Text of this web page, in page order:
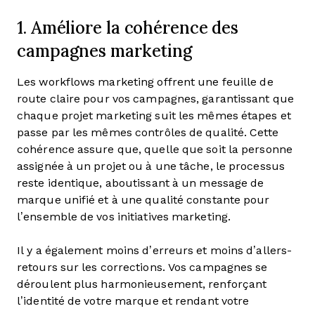
1. Améliore la cohérence des
campagnes marketing
Les workflows marketing offrent une feuille de
route claire pour vos campagnes, garantissant que
chaque projet marketing suit les mêmes étapes et
passe par les mêmes contrôles de qualité. Cette
cohérence assure que, quelle que soit la personne
assignée à un projet ou à une tâche, le processus
reste identique, aboutissant à un message de
marque unifié et à une qualité constante pour
l’ensemble de vos initiatives marketing.
Il y a également moins d’erreurs et moins d’allers-
retours sur les corrections. Vos campagnes se
déroulent plus harmonieusement, renforçant
l’identité de votre marque et rendant votre